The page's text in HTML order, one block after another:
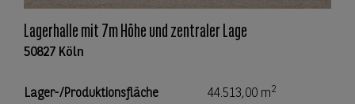
Lagerhalle mit 7m Höhe und zentraler Lage
50827 Köln
Lager-/Produktionsfläche 44.513,00 m2